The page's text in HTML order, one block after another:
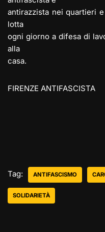
antirazzista nei quartieri
lotta
ogni giorno a difesa di
alla
casa.
FIRENZE ANTIFASCISTA
Tag: ANTIFASCISMO
SOLIDARIETÀ